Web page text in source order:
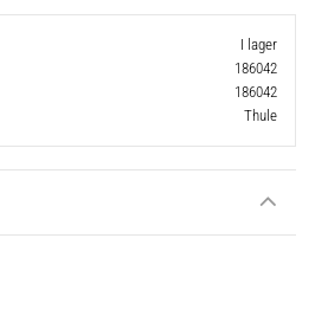
I lager
186042
186042
Thule